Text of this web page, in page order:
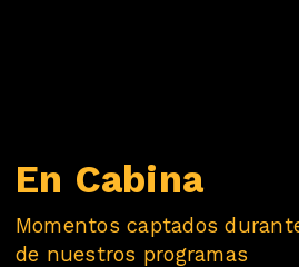
En Cabina
Momentos captados
de nuestros programas